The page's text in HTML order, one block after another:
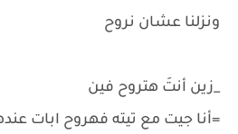
ونزلنا عشان نروح
_زين أنتَ هتروح فين
=أنا جيت مع تيته فهروح ابات